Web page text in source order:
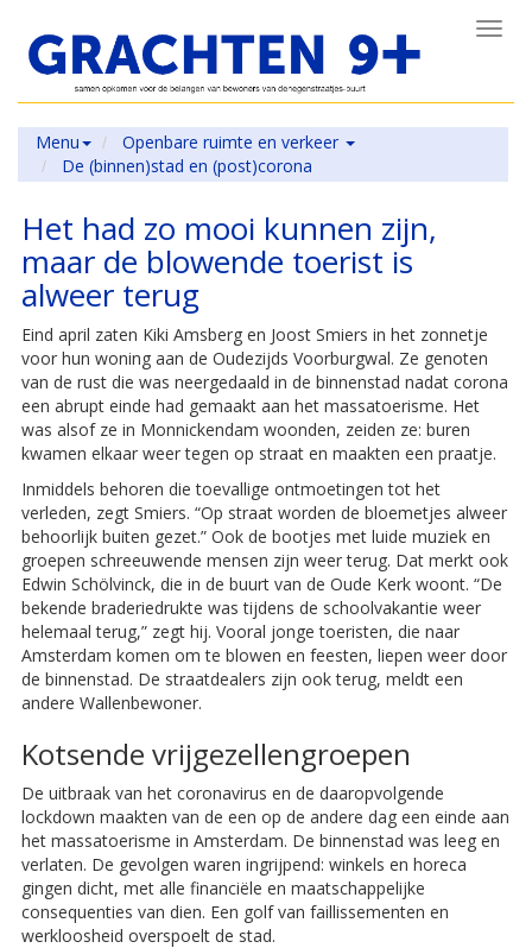
Menu
Openbare ruimte en verkeer
De (binnen)stad en (post)corona
Het had zo mooi kunnen zijn,
maar de blowende toerist is
alweer terug
Eind april zaten Kiki Amsberg en Joost Smiers in het zonnetje
voor hun woning aan de Oudezijds Voorburgwal. Ze genoten
van de rust die was neergedaald in de binnenstad nadat corona
een abrupt einde had gemaakt aan het massatoerisme. Het
was alsof ze in Monnickendam woonden, zeiden ze: buren
kwamen elkaar weer tegen op straat en maakten een praatje.
Inmiddels behoren die toevallige ontmoe­tingen tot het
verleden, zegt Smiers. “Op straat worden de bloemetjes alweer
behoorlijk buiten gezet.” Ook de bootjes met luide muziek en
groepen schreeuwende mensen zijn weer terug. Dat merkt ook
Edwin Schölvinck, die in de buurt van de Oude Kerk woont. “De
bekende braderiedrukte was tijdens de schoolvakantie weer
helemaal terug,” zegt hij. Vooral jonge ­toeristen, die naar
Amsterdam komen om te blowen en feesten, liepen weer door
de binnenstad. De straatdealers zijn ook terug, meldt een
andere Wallenbewoner.
Kotsende vrijgezellengroepen
De uitbraak van het coronavirus en de daaropvolgende
lockdown maakten van de een op de andere dag een einde aan
het massatoerisme in Amsterdam. De binnenstad was leeg en
verlaten. De gevolgen waren ingrijpend: winkels en horeca
gingen dicht, met alle financiële en maatschappelijke
consequenties van dien. Een golf van faillissementen en
werkloosheid overspoelt de stad.